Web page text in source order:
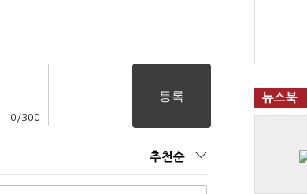
0 /300
추천순
뉴스북